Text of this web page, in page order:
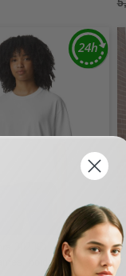
W1
3023CL - T-shirt
poids lourd